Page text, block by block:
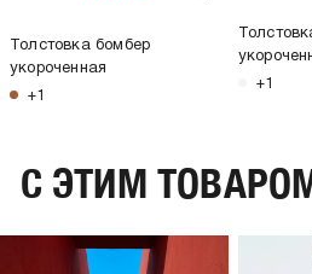
Толстовка бомбер
укороченная
+1
+1
C ЭТИМ